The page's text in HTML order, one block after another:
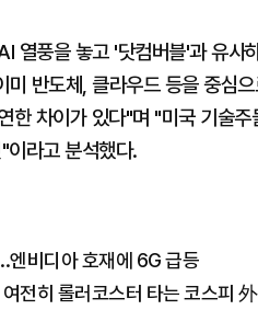
열풍을 놓고 '닷컴버블'과 유
반도체, 클라우드 등을 중심
한 차이가 있다"며 "미국 기
이라고 분석했다.
엔비디아 호재에 6G 급등
전히 롤러코스터 타는 코스피 外